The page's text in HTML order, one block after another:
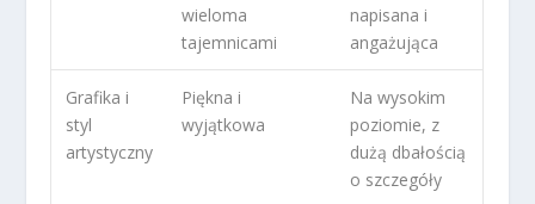
wieloma
tajemnicami
napisana i
angażująca
Grafika i
styl
artystyczny
Piękna i
wyjątkowa
Na wysokim
poziomie, z
dużą dbałością
o szczegóły